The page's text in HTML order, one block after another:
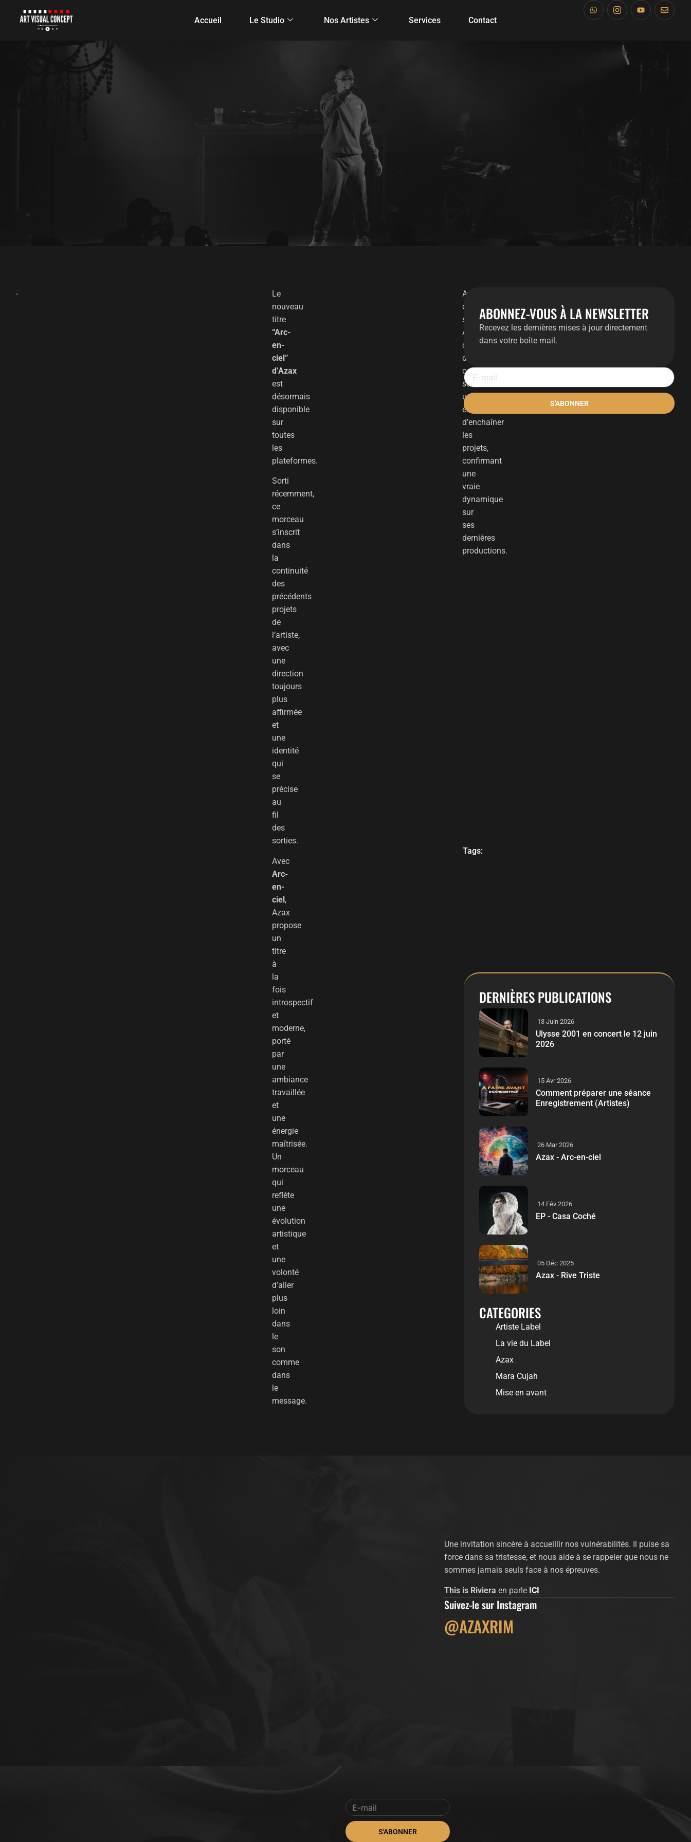
Accueil Le Studio Nos Artistes Services Contact
Le
nouveau
titre
“Arc-
en-
ciel”
d’Azax
est
désormais
disponible
sur
toutes
les
plateformes.
Sorti
récemment,
ce
morceau
s’inscrit
dans
la
continuité
des
précédents
projets
de
l’artiste,
avec
une
direction
toujours
plus
affirmée
et
une
identité
qui
se
précise
au
fil
des
sorties.
Avec
Arc-
en-
ciel,
Azax
propose
un
titre
à
la
fois
introspectif
et
moderne,
porté
par
une
ambiance
travaillée
et
une
énergie
maîtrisée.
Un
morceau
qui
reflète
une
évolution
artistique
et
une
volonté
d’aller
plus
loin
dans
le
son
comme
dans
le
message.
Avec
cette
sortie,
Azax
continue
de
construire
son
univers
et
d’enchaîner
les
projets,
confirmant
une
vraie
dynamique
sur
ses
dernières
productions.
Tags:
ABONNEZ-VOUS À LA NEWSLETTER
Recevez les dernières mises à jour directement
dans votre boîte mail.
S'ABONNER
DERNIÈRES PUBLICATIONS
13 Juin 2026
Ulysse 2001 en concert le 12 juin
2026
15 Avr 2026
Comment préparer une séance
Enregistrement (Artistes)
26 Mar 2026
Azax - Arc-en-ciel
14 Fév 2026
EP - Casa Coché
05 Déc 2025
Azax - Rive Triste
CATEGORIES
Artiste Label
La vie du Label
Azax
Mara Cujah
Mise en avant
Une invitation sincère à accueillir nos vulnérabilités. Il puise sa
force dans sa tristesse, et nous aide à se rappeler que nous ne
sommes jamais seuls face à nos épreuves.
This is Riviera en parle ICI
Suivez-le sur Instagram
@AZAXRIM
S'ABONNER